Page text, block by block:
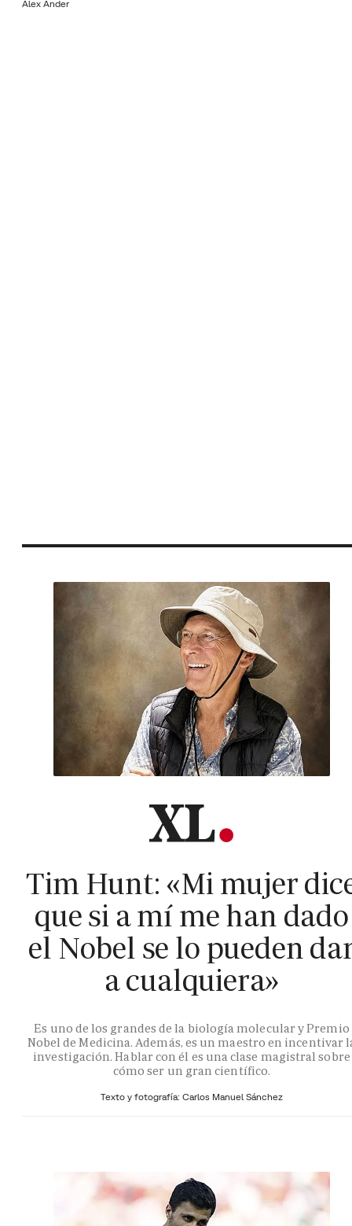
Álex Ander
Tim Hunt: «Mi mujer
que si a mí me han dado
el Nobel se lo pueden
a cualquiera»
Es uno de los grandes de la biología molecular y Premio
Nobel de Medicina. Además, es un maestro en incentivar
investigación. Hablar con él es una clase magistral sobre
cómo ser un gran científico.
Texto y fotografía: Carlos Manuel Sánchez